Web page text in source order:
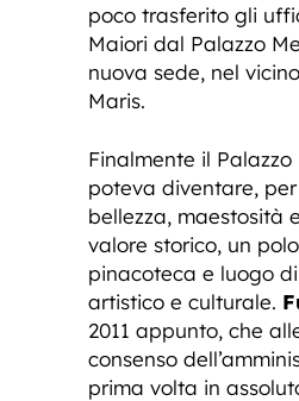
poco trasferito gli
Maiori dal Palazzo
nuova sede, nel
Maris.
Finalmente il
poteva diventare,
bellezza, maestosità
valore storico, un
pinacoteca e luogo
artistico e culturale.
2011 appunto, che
consenso
prima volta in